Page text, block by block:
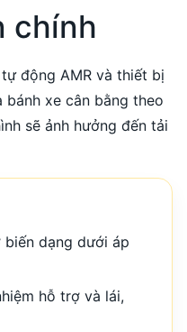
chính
động AMR và thiết bị
xe cân bằng theo
sẽ ảnh hưởng đến tải
dạng dưới áp
hỗ trợ và lái,